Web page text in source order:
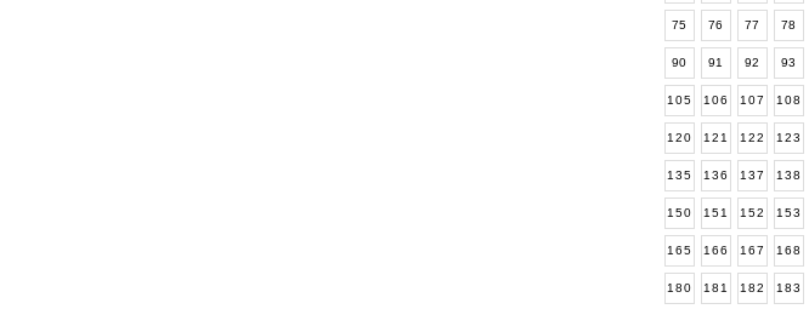
75 76 77 78
90 91 92 93
105 106 107 108
120 121 122 123
135 136 137 138
150 151 152 153
165 166 167 168
180 181 182 183